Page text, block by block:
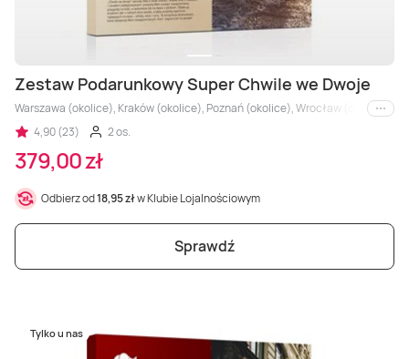
Zestaw Podarunkowy Super Chwile we Dwoje
Warszawa (okolice), Kraków (okolice), Poznań (okolice), Wrocław (okolice),
i inne
4,90 (23)
2 os.
379,00 zł
Odbierz od18,95 złw Klubie Lojalnościowym
Sprawdź
Tylko u nas